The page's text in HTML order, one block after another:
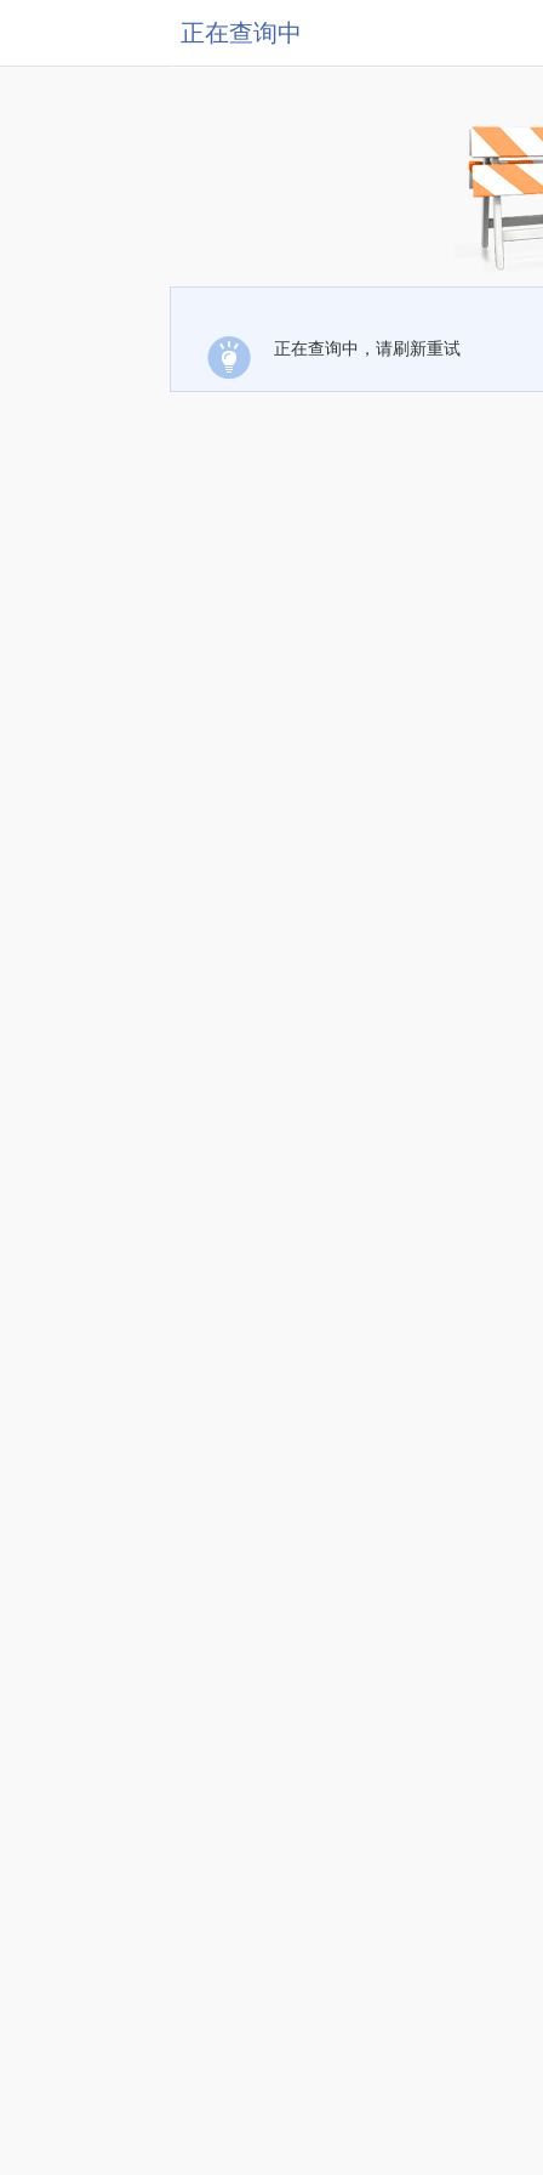
正在查询中
正在查询中，请刷新重试